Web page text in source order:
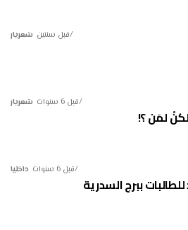
شعريار قبل سنتين
شعريار قبل 6 سنوات
لمَن ؟!
داخليا قبل 6 سنوات
ببرج السدرية